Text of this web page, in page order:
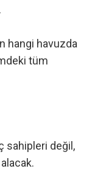
hangi havuzda
tüm
sahipleri değil,